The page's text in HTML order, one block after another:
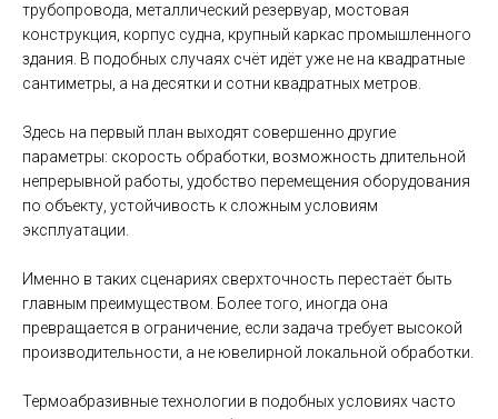
трубопровода, металлический резервуар, мостовая
конструкция, корпус судна, крупный каркас промышленного
здания. В подобных случаях счёт идёт уже не на квадратные
сантиметры, а на десятки и сотни квадратных метров.
Здесь на первый план выходят совершенно другие
параметры: скорость обработки, возможность длительной
непрерывной работы, удобство перемещения оборудования
по объекту, устойчивость к сложным условиям
эксплуатации.
Именно в таких сценариях сверхточность перестаёт быть
главным преимуществом. Более того, иногда она
превращается в ограничение, если задача требует высокой
производительности, а не ювелирной локальной обработки.
Термоабразивные технологии в подобных условиях часто